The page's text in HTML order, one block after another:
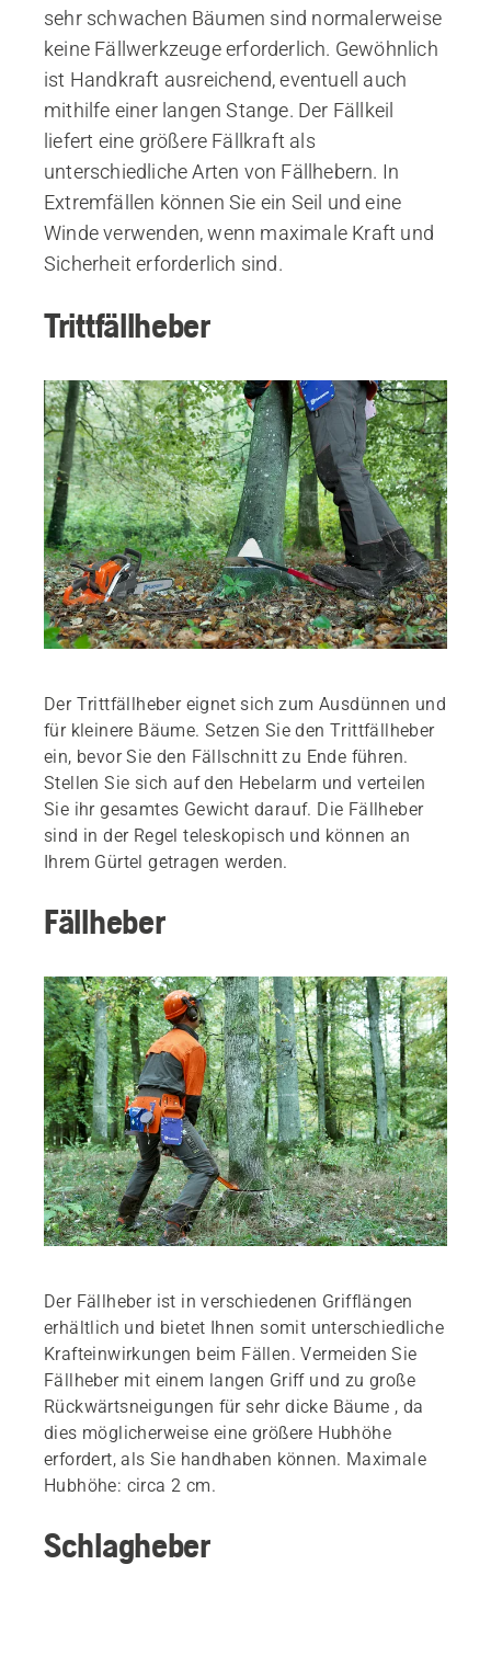
sehr schwachen Bäumen sind normalerweise
keine Fällwerkzeuge erforderlich. Gewöhnlich
ist Handkraft ausreichend, eventuell auch
mithilfe einer langen Stange. Der Fällkeil
liefert eine größere Fällkraft als
unterschiedliche Arten von Fällhebern. In
Extremfällen können Sie ein Seil und eine
Winde verwenden, wenn maximale Kraft und
Sicherheit erforderlich sind.
Trittfällheber
Der Trittfällheber eignet sich zum Ausdünnen und
für kleinere Bäume. Setzen Sie den Trittfällheber
ein, bevor Sie den Fällschnitt zu Ende führen.
Stellen Sie sich auf den Hebelarm und verteilen
Sie ihr gesamtes Gewicht darauf. Die Fällheber
sind in der Regel teleskopisch und können an
Ihrem Gürtel getragen werden.
Fällheber
Der Fällheber ist in verschiedenen Grifflängen
erhältlich und bietet Ihnen somit unterschiedliche
Krafteinwirkungen beim Fällen. Vermeiden Sie
Fällheber mit einem langen Griff und zu große
Rückwärtsneigungen für sehr dicke Bäume , da
dies möglicherweise eine größere Hubhöhe
erfordert, als Sie handhaben können. Maximale
Hubhöhe: circa 2 cm.
Schlagheber